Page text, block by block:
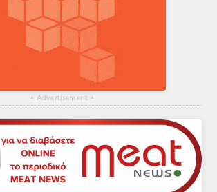
▴ Advertisement ▴